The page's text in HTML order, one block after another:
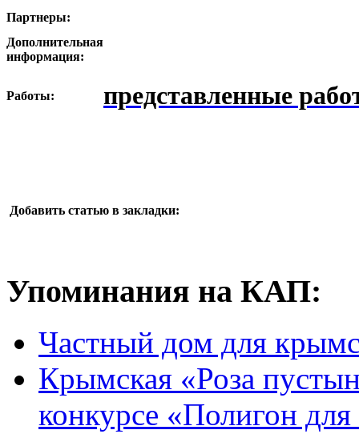
Партнеры:
Дополнительная
информация:
Работы: представленные
Добавить статью в закладки:
Упоминания на КАП:
Частный дом для
Крымская «Роза
конкурсе «Полигон для